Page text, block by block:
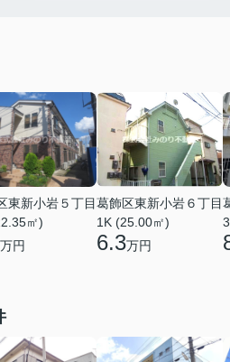
東新小岩５丁目
㎡)
万円
葛飾区東新小岩６丁目
1K (25.00㎡)
6.3万円